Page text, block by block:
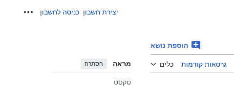
יצירת חשבון כניסה לחשבוןכלים אישיים
הוספת נושא
גרסאות קודמות כלים מראה הסתרה
טקסט